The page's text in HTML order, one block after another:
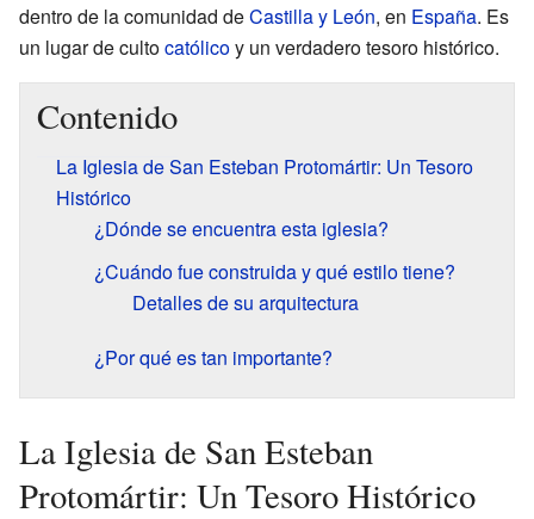
dentro de la comunidad deCastilla y León, en España. Es
un lugar de cultocatólicoy un verdadero tesoro histórico.
Contenido
La Iglesia de San Esteban Protomártir: Un Tesoro
Histórico
¿Dónde se encuentra esta iglesia?
¿Cuándo fue construida y qué estilo tiene?
Detalles de su arquitectura
¿Por qué es tan importante?
La Iglesia de San Esteban
Protomártir: Un Tesoro Histórico